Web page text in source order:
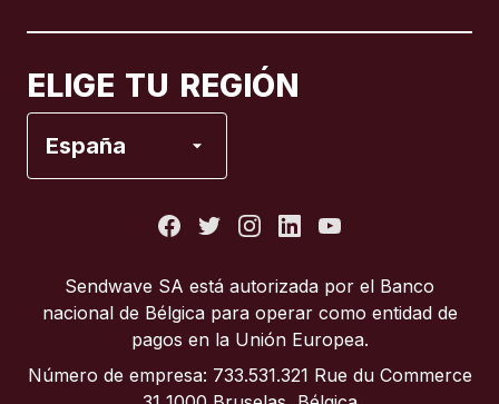
ELIGE TU REGIÓN
España
Italia
Sendwave SA está autorizada por el Banco
nacional de Bélgica para operar como entidad de
pagos en la Unión Europea.
Número de empresa: 733.531.321 Rue du Commerce